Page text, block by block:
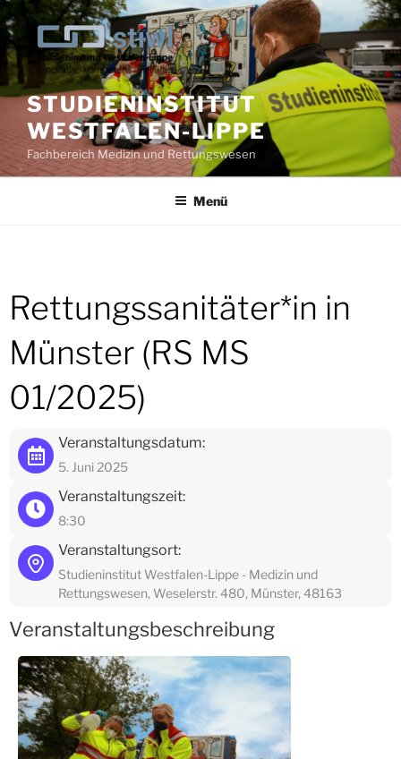
Zum
Inhalt
springen
STUDIENINSTITUT
WESTFALEN-LIPPE
Fachbereich Medizin und Rettungswesen
Menü
Rettungssanitäter*in in
Münster (RS MS
01/2025)
Veranstaltungsdatum:
5. Juni 2025
Veranstaltungszeit:
8:30
Veranstaltungsort:
Studieninstitut Westfalen-Lippe - Medizin und
Rettungswesen, Weselerstr. 480, Münster, 48163
Veranstaltungsbeschreibung